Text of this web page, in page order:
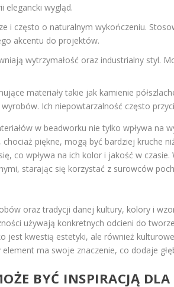
elegancki wygląd.
i często o naturalnym wykończeniu.
akcentu do projektów.
wytrzymałość oraz industrialny styl.
materiały takie jak kamienie
Ich niepowtarzalność często
w beadworku nie tylko wpływa na
chociaż piękne, mogą być bardziej kruche
co wpływa na ich kolor i jakość w
starając się korzystać z surowców
oraz tradycji danej kultury, kolory i
używają konkretnych odcieni do
jest kwestią estetyki, ale również
ma swoje znaczenie, co dodaje
BYĆ INSPIRACJĄ DLA